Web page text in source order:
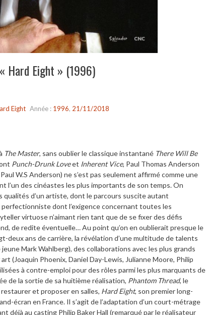
Hard Eight » (1996)
Eight Année : 1996, 21/11/2018
The Master, sans oublier le classique instantané There Will Be
Punch-Drunk Loveet Inherent Vice, Paul Thomas Anderson
W.S Anderson) ne s’est pas seulement affirmé comme une
l’un des cinéastes les plus importants de son temps. On
d’un artiste, dont le parcours suscite autant
dont l’exigence concernant toutes les
virtuose n’aimant rien tant que de se fixer des défis
de redite éventuelle… Au point qu’on en oublierait presque le
deux ans de carrière, la révélation d’une multitude de talents
Mark Wahlberg), des collaborations avec les plus grands
(Joaquin Phoenix, Daniel Day-Lewis, Julianne Moore, Philip
à contre-emploi pour des rôles parmi les plus marquants de
de la sortie de sa huitième réalisation, Phantom Thread, le
et proposer en salles, Hard Eight, son premier long-
écran en France. Il s’agit de l’adaptation d’un court-métrage
déjà au casting Philip Baker Hall (remarqué par le réalisateur